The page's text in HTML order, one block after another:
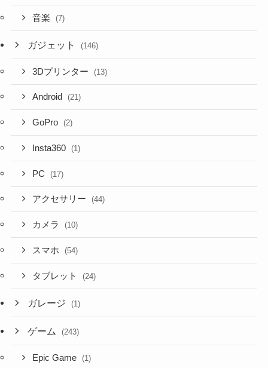
音楽 (7)
ガジェット (146)
3Dプリンター (13)
Android (21)
GoPro (2)
Insta360 (1)
PC (17)
アクセサリー (44)
カメラ (10)
スマホ (54)
タブレット (24)
ガレージ (1)
ゲーム (243)
Epic Game (1)